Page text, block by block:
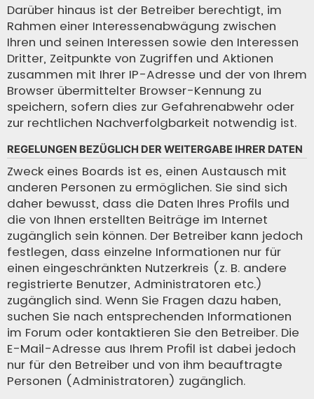
Darüber hinaus ist der Betreiber berechtigt, im
Rahmen einer Interessenabwägung zwischen
Ihren und seinen Interessen sowie den Interessen
Dritter, Zeitpunkte von Zugriffen und Aktionen
zusammen mit Ihrer IP-Adresse und der von Ihrem
Browser übermittelter Browser-Kennung zu
speichern, sofern dies zur Gefahrenabwehr oder
zur rechtlichen Nachverfolgbarkeit notwendig ist.
REGELUNGEN BEZÜGLICH DER WEITERGABE IHRER DATEN
Zweck eines Boards ist es, einen Austausch mit
anderen Personen zu ermöglichen. Sie sind sich
daher bewusst, dass die Daten Ihres Profils und
die von Ihnen erstellten Beiträge im Internet
zugänglich sein können. Der Betreiber kann jedoch
festlegen, dass einzelne Informationen nur für
einen eingeschränkten Nutzerkreis (z. B. andere
registrierte Benutzer, Administratoren etc.)
zugänglich sind. Wenn Sie Fragen dazu haben,
suchen Sie nach entsprechenden Informationen
im Forum oder kontaktieren Sie den Betreiber. Die
E-Mail-Adresse aus Ihrem Profil ist dabei jedoch
nur für den Betreiber und von ihm beauftragte
Personen (Administratoren) zugänglich.